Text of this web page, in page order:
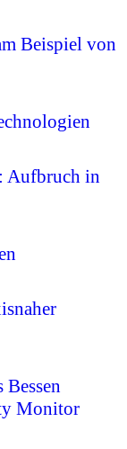
Beispiel von
Aufbruch in
Monitor